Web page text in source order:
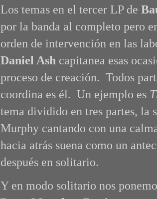
Los temas en el tercer LP de
por la banda al completo pero
orden de intervención en las
Daniel Ash capitanea esas
proceso de creación. Todos
coordina es él. Un ejemplo es
tema dividido en tres partes, la
Murphy cantando con una
hacia atrás suena como un
después en solitario.
Y en modo solitario nos